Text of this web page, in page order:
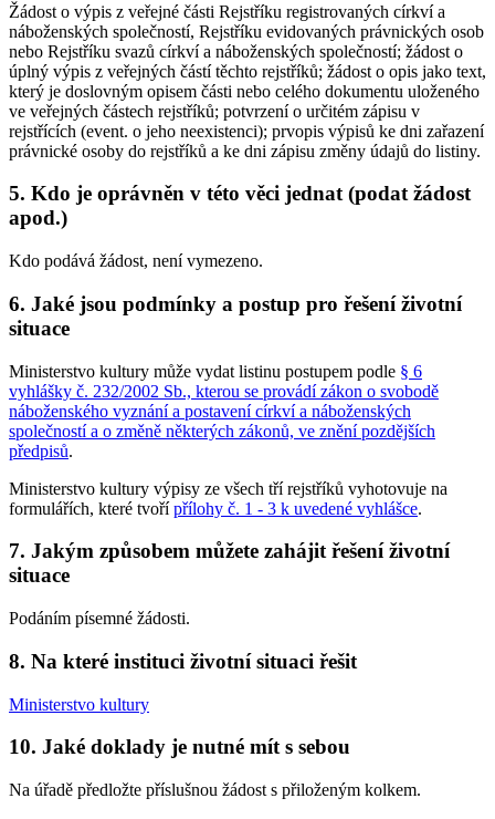
Žádost o výpis z veřejné části Rejstříku registrovaných církví a
náboženských společností, Rejstříku evidovaných právnických osob
nebo Rejstříku svazů církví a náboženských společností; žádost o
úplný výpis z veřejných částí těchto rejstříků; žádost o opis jako text,
který je doslovným opisem části nebo celého dokumentu uloženého
ve veřejných částech rejstříků; potvrzení o určitém zápisu v
rejstřících (event. o jeho neexistenci); prvopis výpisů ke dni zařazení
právnické osoby do rejstříků a ke dni zápisu změny údajů do listiny.
5. Kdo je oprávněn v této věci jednat (podat žádost
apod.)
Kdo podává žádost, není vymezeno.
6. Jaké jsou podmínky a postup pro řešení životní
situace
Ministerstvo kultury může vydat listinu postupem podle § 6
vyhlášky č. 232/2002 Sb., kterou se provádí zákon o svobodě
náboženského vyznání a postavení církví a náboženských
společností a o změně některých zákonů, ve znění pozdějších
předpisů.
Ministerstvo kultury výpisy ze všech tří rejstříků vyhotovuje na
formulářích, které tvořípřílohy č. 1 - 3 k uvedené vyhlášce.
7. Jakým způsobem můžete zahájit řešení životní
situace
Podáním písemné žádosti.
8. Na které instituci životní situaci řešit
Ministerstvo kultury
10. Jaké doklady je nutné mít s sebou
Na úřadě předložte příslušnou žádost s přiloženým kolkem.